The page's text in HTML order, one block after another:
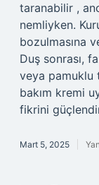
taranabilir ,
nemliyken.
bozulmasına
Duş sonrası,
veya pamuklu
bakım kremi
fikrini
Mart 5, 2025